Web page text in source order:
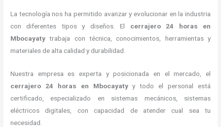
La tecnología nos ha permitido avanzar y evolucionar en la industria
con diferentes tipos y diseños. El cerrajero 24 horas en
Mbocayaty trabaja con técnica, conocimientos, herramientas y
materiales de alta calidad y durabilidad.
Nuestra empresa es experta y posicionada en el mercado, el
cerrajero 24 horas en Mbocayatyy todo el personal está
certificado, especializado en sistemas mecánicos, sistemas
eléctricos digitales, con capacidad de atender cual sea tu
necesidad.